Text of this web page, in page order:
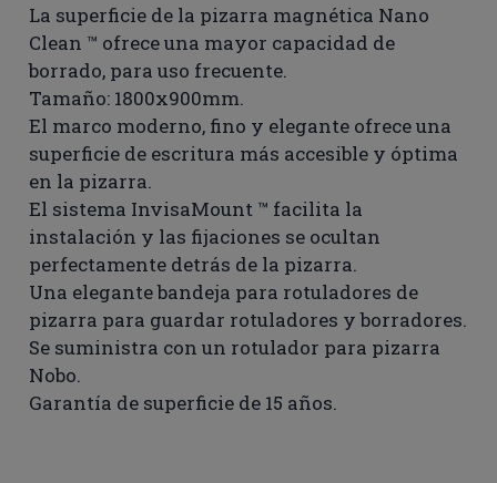
La superficie de la pizarra magnética Nano
Clean ™ ofrece una mayor capacidad de
borrado, para uso frecuente.
Tamaño: 1800x900mm.
El marco moderno, fino y elegante ofrece una
superficie de escritura más accesible y óptima
en la pizarra.
El sistema InvisaMount ™ facilita la
instalación y las fijaciones se ocultan
perfectamente detrás de la pizarra.
Una elegante bandeja para rotuladores de
pizarra para guardar rotuladores y borradores.
Se suministra con un rotulador para pizarra
Nobo.
Garantía de superficie de 15 años.